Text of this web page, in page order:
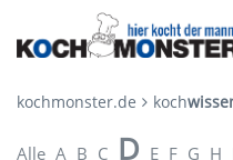
kochmonster.de koch
Alle A B C D E F G H